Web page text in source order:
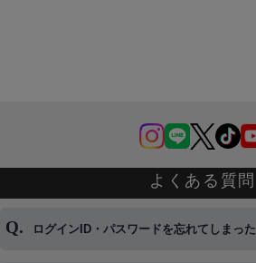
よくある質問
ログインID・パスワードを忘れてしまった